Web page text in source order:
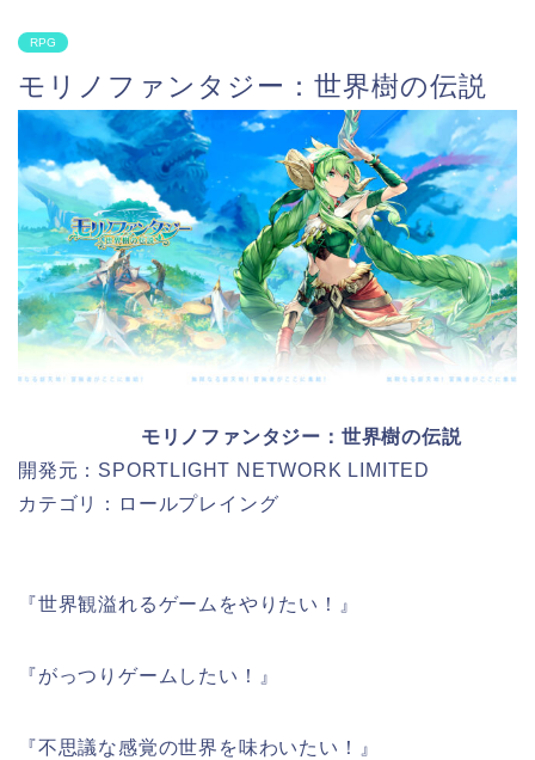
RPG
モリノファンタジー：世界樹の伝説
モリノファンタジー：世界樹の伝説
開発元：SPORTLIGHT NETWORK LIMITED
カテゴリ：ロールプレイング
『世界観溢れるゲームをやりたい！』
『がっつりゲームしたい！』
『不思議な感覚の世界を味わいたい！』